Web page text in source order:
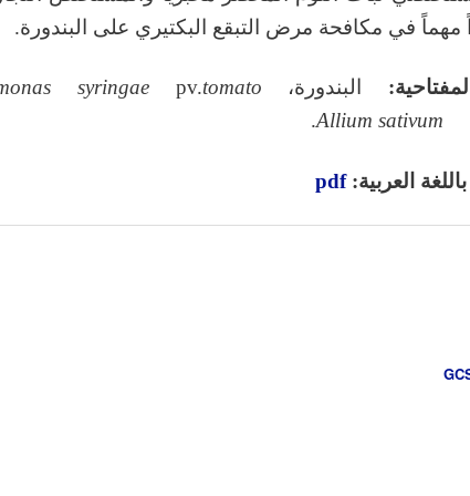
مهماً في مكافحة مرض التبقع البكتيري على البندورة.
البندورة، syringaepv.tomato
Allium sativum
.
العربية:pdf